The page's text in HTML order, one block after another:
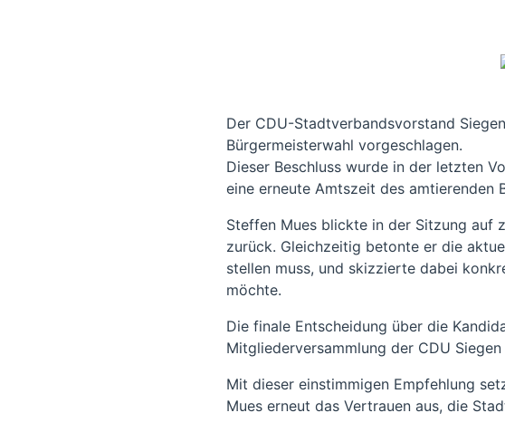
Der CDU-Stadtverbandsvorstand
Bürgermeisterwahl vorgeschlagen.
Dieser Beschluss wurde in der letzten
eine erneute Amtszeit des amtierenden
Steffen Mues blickte in der Sitzung auf
zurück. Gleichzeitig betonte er die
stellen muss, und skizzierte dabei
möchte.
Die finale Entscheidung über die
Mitgliederversammlung der CDU
Mit dieser einstimmigen Empfehlung
Mues erneut das Vertrauen aus, die